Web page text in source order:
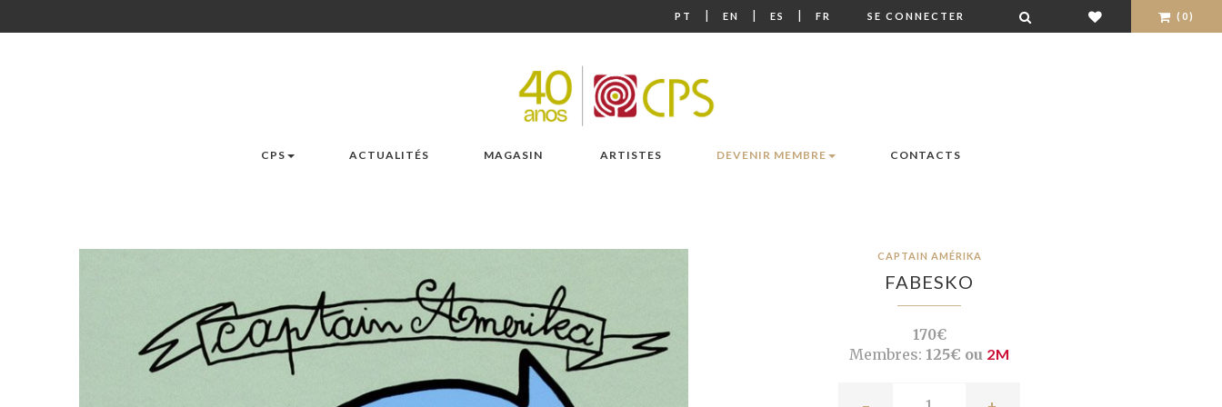
PT | EN | ES | FR SE CONNECTER (0)
CPS ACTUALITÉS MAGASIN ARTISTES DEVENIR MEMBRE CONTACTS
CAPTAIN AMÉRIKA
FABESKO
170€
Membres: 125€ ou 2M